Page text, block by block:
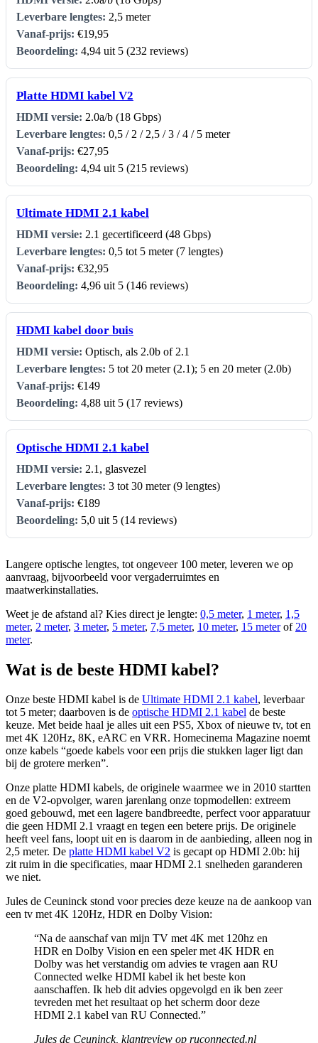
2,5 meter
€19,95
4,94 uit 5 (232 reviews)
Platte HDMI kabel V2
2.0a/b (18 Gbps)
0,5 / 2 / 2,5 / 3 / 4 / 5 meter
€27,95
4,94 uit 5 (215 reviews)
Ultimate HDMI 2.1 kabel
2.1 gecertificeerd (48 Gbps)
0,5 tot 5 meter (7 lengtes)
€32,95
4,96 uit 5 (146 reviews)
HDMI kabel door buis
Optisch, als 2.0b of 2.1
5 tot 20 meter (2.1); 5 en 20 meter (2.0b)
€149
4,88 uit 5 (17 reviews)
Optische HDMI 2.1 kabel
2.1, glasvezel
3 tot 30 meter (9 lengtes)
€189
5,0 uit 5 (14 reviews)
Langere optische lengtes, tot ongeveer 100 meter, leveren we op
aanvraag, bijvoorbeeld voor vergaderruimtes en
maatwerkinstallaties.
Weet je de afstand al? Kies direct je lengte: 0,5 meter, 1 meter, 1,5
meter, 2 meter, 3 meter, 5 meter, 7,5 meter, 10 meter, 15 meterof 20
meter.
Wat is de beste HDMI kabel?
Onze beste HDMI kabel is de Ultimate HDMI 2.1 kabel, leverbaar
tot 5 meter; daarboven is de optische HDMI 2.1 kabel de beste
keuze. Met beide haal je alles uit een PS5, Xbox of nieuwe tv, tot en
met 4K 120Hz, 8K, eARC en VRR. Homecinema Magazine noemt
onze kabels “goede kabels voor een prijs die stukken lager ligt dan
bij de grotere merken”.
Onze platte HDMI kabels, de originele waarmee we in 2010 startten
en de V2-opvolger, waren jarenlang onze topmodellen: extreem
goed gebouwd, met een lagere bandbreedte, perfect voor apparatuur
die geen HDMI 2.1 vraagt en tegen een betere prijs. De originele
heeft veel fans, loopt uit en is daarom in de aanbieding, alleen nog in
2,5 meter. De platte HDMI kabel V2 is gecapt op HDMI 2.0b: hij
zit ruim in die specificaties, maar HDMI 2.1 snelheden garanderen
we niet.
Jules de Ceuninck stond voor precies deze keuze na de aankoop van
een tv met 4K 120Hz, HDR en Dolby Vision:
“Na de aanschaf van mijn TV met 4K met 120hz en
HDR en Dolby Vision en een speler met 4K HDR en
Dolby was het verstandig om advies te vragen aan RU
Connected welke HDMI kabel ik het beste kon
aanschaffen. Ik heb dit advies opgevolgd en ik ben zeer
tevreden met het resultaat op het scherm door deze
HDMI 2.1 kabel van RU Connected.”
Jules de Ceuninck, klantreview op ruconnected.nl